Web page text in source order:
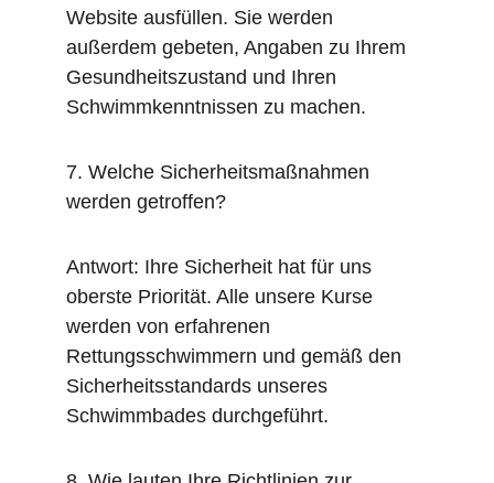
Website ausfüllen. Sie werden
außerdem gebeten, Angaben zu Ihrem
Gesundheitszustand und Ihren
Schwimmkenntnissen zu machen.
7. Welche Sicherheitsmaßnahmen
werden getroffen?
Antwort: Ihre Sicherheit hat für uns
oberste Priorität. Alle unsere Kurse
werden von erfahrenen
Rettungsschwimmern und gemäß den
Sicherheitsstandards unseres
Schwimmbades durchgeführt.